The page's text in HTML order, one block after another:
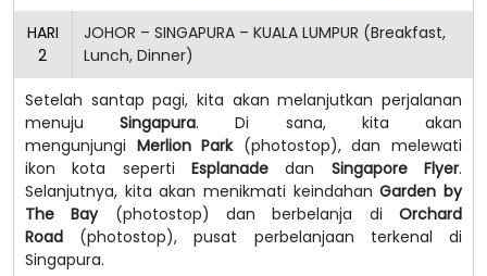
HARI
2
JOHOR – SINGAPURA – KUALA LUMPUR (Breakfast,
Lunch, Dinner)
Setelah santap pagi, kita akan melanjutkan perjalanan
menujuSingapura. Di sana, kita akan
mengunjungi Merlion Park(photostop), dan melewati
ikon kota seperti Esplanade dan Singapore Flyer.
Selanjutnya, kita akan menikmati keindahanGarden by
The Bay(photostop) dan berbelanja diOrchard
Road (photostop), pusat perbelanjaan terkenal di
Singapura.